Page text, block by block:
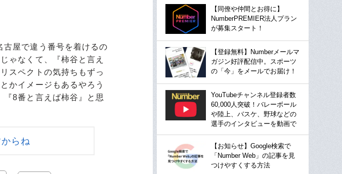
古屋で違う番号を着けるの
ゃなくて、『柿谷と言え
スペクトの気持ちもずっ
かイメージもあるやろう
8番と言えば柿谷』と思
らね
【同僚や仲間とお得に】
NumberPREMIER法人プラン
が募集スタート！
【登録無料】Numberメールマ
ガジン好評配信中。スポーツ
の「今」をメールでお届け！
YouTubeチャンネル登録者数
60,000人突破！バレーボール
や陸上、バスケ、野球などの
選手のインタビューを動画で
【お知らせ】Google検索で
「Number Web」の記事を見
つけやすくする方法